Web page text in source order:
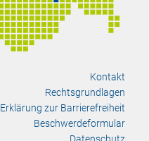
Kontakt
Rechtsgrundlagen
Erklärung zur Barrierefreiheit
Beschwerdeformular
Datenschutz